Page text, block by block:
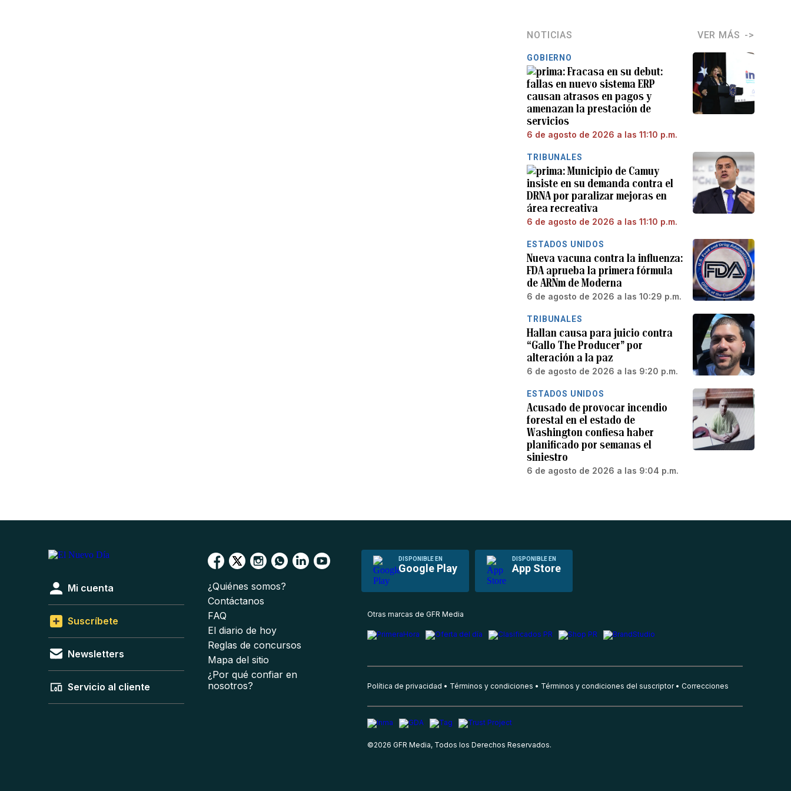
NOTICIAS VER MÁS
GOBIERNO
Fracasa en su debut:
fallas en nuevo sistema ERP
causan atrasos en pagos y
amenazan la prestación de
servicios
6 de agosto de 2026 a las 11:10 p.m.
TRIBUNALES
Municipio de Camuy
insiste en su demanda contra el
DRNA por paralizar mejoras en
área recreativa
6 de agosto de 2026 a las 11:10 p.m.
ESTADOS UNIDOS
Nueva vacuna contra la influenza:
FDA aprueba la primera fórmula
de ARNm de Moderna
6 de agosto de 2026 a las 10:29 p.m.
TRIBUNALES
Hallan causa para juicio contra
“Gallo The Producer” por
alteración a la paz
6 de agosto de 2026 a las 9:20 p.m.
ESTADOS UNIDOS
Acusado de provocar incendio
forestal en el estado de
Washington confiesa haber
planificado por semanas el
siniestro
6 de agosto de 2026 a las 9:04 p.m.
DISPONIBLE EN
Google Play
DISPONIBLE EN
App Store
Mi cuenta
Suscríbete
Newsletters
Servicio al cliente
¿Quiénes somos?
Contáctanos
FAQ
El diario de hoy
Reglas de concursos
Mapa del sitio
¿Por qué confiar en
nosotros?
Otras marcas de GFR Media
Política de privacidad Términos y condiciones Términos y condiciones del suscriptor Correcciones
©2026 GFR Media, Todos los Derechos Reservados.